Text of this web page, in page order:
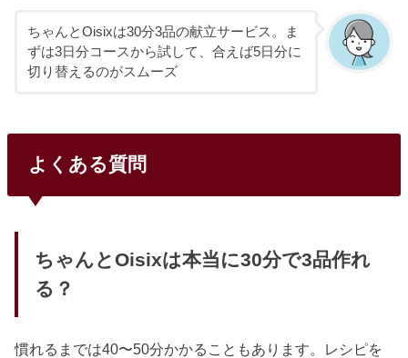
わった食材宅配サービスで、特にKit Oisix（ミールキット）
は20分で主菜＋副菜が完成するという手軽さ。この記事で
は、オイシックスの特徴・料金・メリット・デメリットをざ
っくりまとめつつ、もっと詳しく知りたい方向けに個別記事
へのリンクも載せています。詳しくはOisix（オイシック
ちゃんとOisixは30分3品の献立サービス。ま
ずは3日分コースから試して、合えば5日分に
切り替えるのがスムーズ
よくある質問
ちゃんとOisixは本当に30分で3品作れ
る？
慣れるまでは40〜50分かかることもあります。レシピを